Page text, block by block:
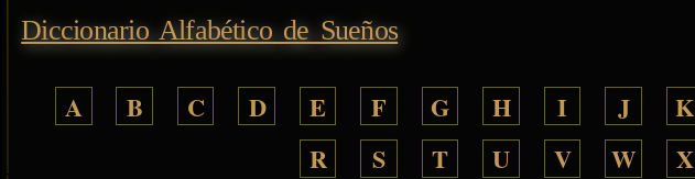
Diccionario Alfabético de Sueños
A B C D E F G H I J K
R
S T U V W X